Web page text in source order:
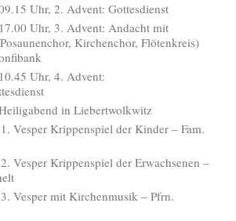
Uhr, 2. Advent: Gottesdienst
Uhr, 3. Advent: Andacht mit
Kirchenchor, Flötenkreis)
Uhr, 4. Advent:
in Liebertwolkwitz
Vesper Krippenspiel der Kinder – Fam.
Vesper Krippenspiel der Erwachsenen –
Vesper mit Kirchenmusik – Pfrn.